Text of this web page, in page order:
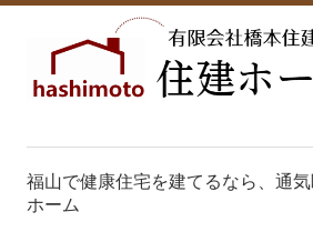
ホーム
イベント情報
福山で健康住宅を建てるなら、通
ホーム